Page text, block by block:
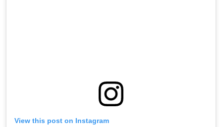
View this post on Instagram